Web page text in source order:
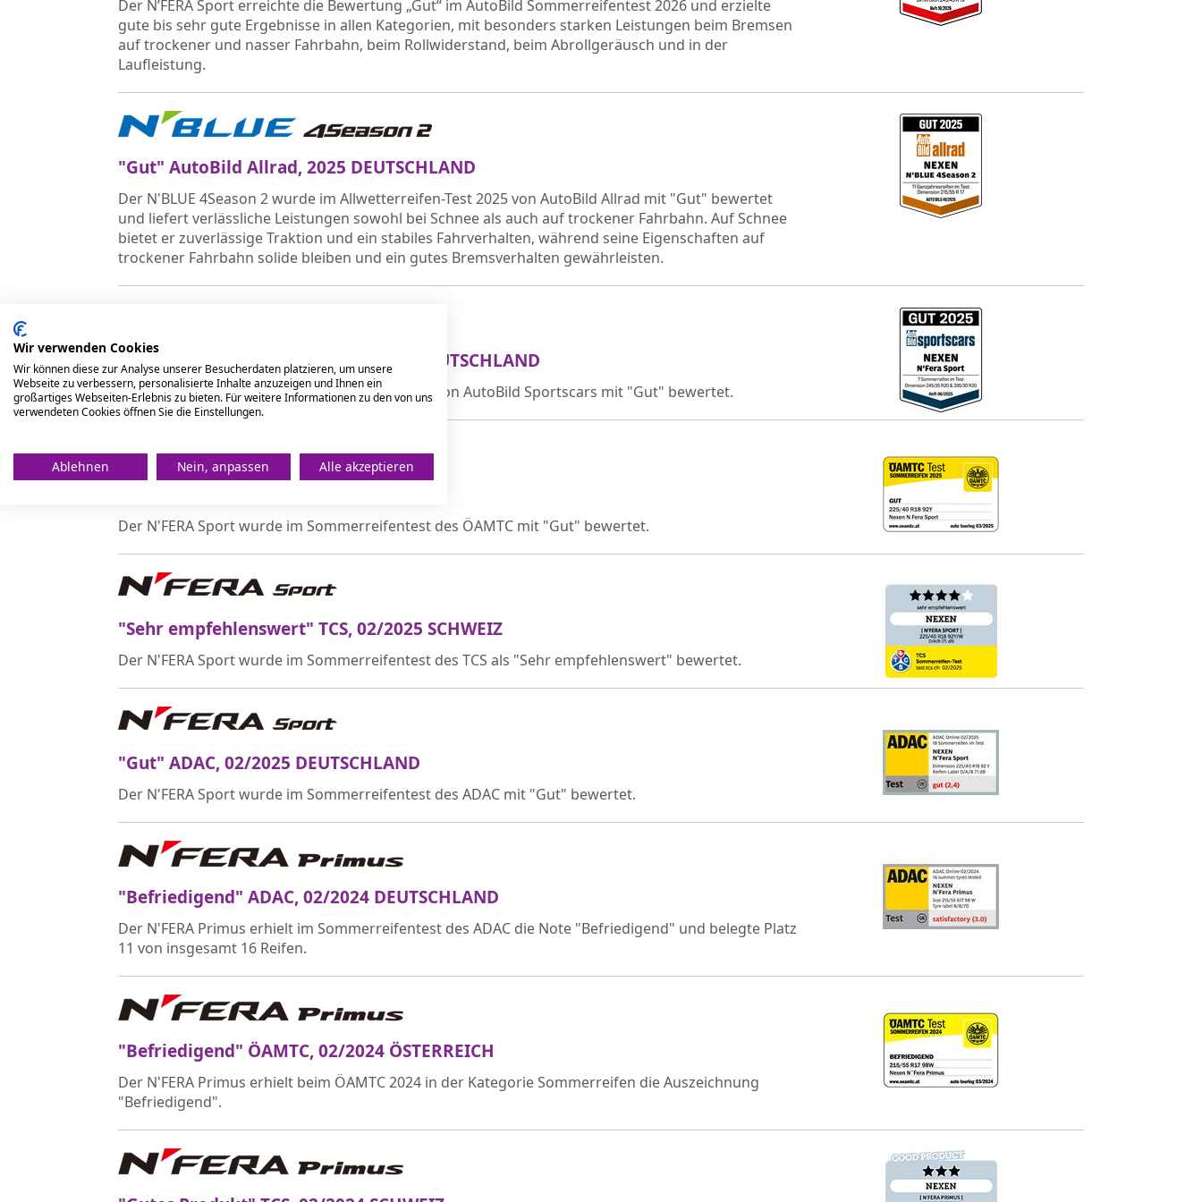
Der N’FERA Sport erreichte die Bewertung „Gut“ im AutoBild Sommerreifentest 2026 und erzielte
gute bis sehr gute Ergebnisse in allen Kategorien, mit besonders starken Leistungen beim Bremsen
auf trockener und nasser Fahrbahn, beim Rollwiderstand, beim Abrollgeräusch und in der
Laufleistung.
"Gut" AutoBild Allrad, 2025 DEUTSCHLAND
Der N'BLUE 4Season 2 wurde im Allwetterreifen-Test 2025 von AutoBild Allrad mit "Gut" bewertet
und liefert verlässliche Leistungen sowohl bei Schnee als auch auf trockener Fahrbahn. Auf Schnee
bietet er zuverlässige Traktion und ein stabiles Fahrverhalten, während seine Eigenschaften auf
trockener Fahrbahn solide bleiben und ein gutes Bremsverhalten gewährleisten.
"Gut" AutoBild Sportscars, 06/2025 DEUTSCHLAND
Der N'FERA Sport wurde im Sommerreifentest von AutoBild Sportscars mit "Gut" bewertet.
Der N'FERA Sport wurde im Sommerreifentest des ÖAMTC mit "Gut" bewertet.
"Sehr empfehlenswert" TCS, 02/2025 SCHWEIZ
Der N'FERA Sport wurde im Sommerreifentest des TCS als "Sehr empfehlenswert" bewertet.
"Gut" ADAC, 02/2025 DEUTSCHLAND
Der N'FERA Sport wurde im Sommerreifentest des ADAC mit "Gut" bewertet.
"Befriedigend" ADAC, 02/2024 DEUTSCHLAND
Der N'FERA Primus erhielt im Sommerreifentest des ADAC die Note "Befriedigend" und belegte Platz
11 von insgesamt 16 Reifen.
"Befriedigend" ÖAMTC, 02/2024 ÖSTERREICH
Der N'FERA Primus erhielt beim ÖAMTC 2024 in der Kategorie Sommerreifen die Auszeichnung
"Befriedigend".
Wir verwenden Cookies
Wir können diese zur Analyse unserer Besucherdaten platzieren, um unsere
Webseite zu verbessern, personalisierte Inhalte anzuzeigen und Ihnen ein
großartiges Webseiten-Erlebnis zu bieten. Für weitere Informationen zu den von uns
verwendeten Cookies öffnen Sie die Einstellungen.
Ablehnen Nein, anpassen Alle akzeptieren